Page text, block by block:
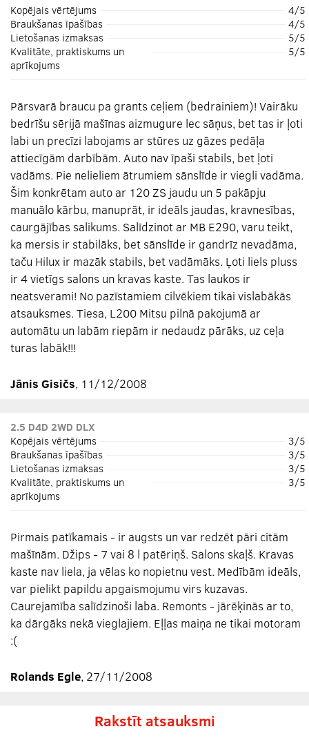
Kopējais vērtējums
4/5
Braukšanas īpašības
4/5
Lietošanas izmaksas
5/5
Kvalitāte, praktiskums un
aprīkojums
5/5
Pārsvarā braucu pa grants ceļiem (bedrainiem)! Vairāku
bedrīšu sērijā mašīnas aizmugure lec sāņus, bet tas ir ļoti
labi un precīzi labojams ar stūres uz gāzes pedāļa
attiecīgām darbībām. Auto nav īpaši stabils, bet ļoti
vadāms. Pie nelieliem ātrumiem sānslīde ir viegli vadāma.
Šim konkrētam auto ar 120 ZS jaudu un 5 pakāpju
manuālo kārbu, manuprāt, ir ideāls jaudas, kravnesības,
caurgājības salikums. Salīdzinot ar MB E290, varu teikt,
ka mersis ir stabilāks, bet sānslīde ir gandrīz nevadāma,
taču Hilux ir mazāk stabils, bet vadāmāks. Ļoti liels pluss
ir 4 vietīgs salons un kravas kaste. Tas laukos ir
neatsverami! No pazīstamiem cilvēkiem tikai vislabākās
atsauksmes. Tiesa, L200 Mitsu pilnā pakojumā ar
automātu un labām riepām ir nedaudz pārāks, uz ceļa
turas labāk!!!
Jānis Gisičs, 11/12/2008
2.5 D4D 2WD DLX
Kopējais vērtējums
3/5
Braukšanas īpašības
3/5
Lietošanas izmaksas
3/5
Kvalitāte, praktiskums un
aprīkojums
3/5
Pirmais patīkamais - ir augsts un var redzēt pāri citām
mašīnām. Džips - 7 vai 8 l patēriņš. Salons skaļš. Kravas
kaste nav liela, ja vēlas ko nopietnu vest. Medībām ideāls,
var pielikt papildu apgaismojumu virs kuzavas.
Caurejamība salīdzinoši laba. Remonts - jārēķinās ar to,
ka dārgāks nekā vieglajiem. Eļļas maiņa ne tikai motoram
:(
Rolands Egle, 27/11/2008
Rakstīt atsauksmi